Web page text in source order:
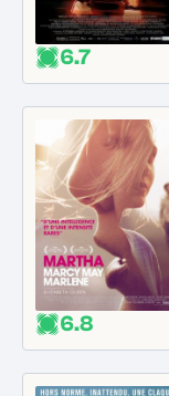
6.7
6.8